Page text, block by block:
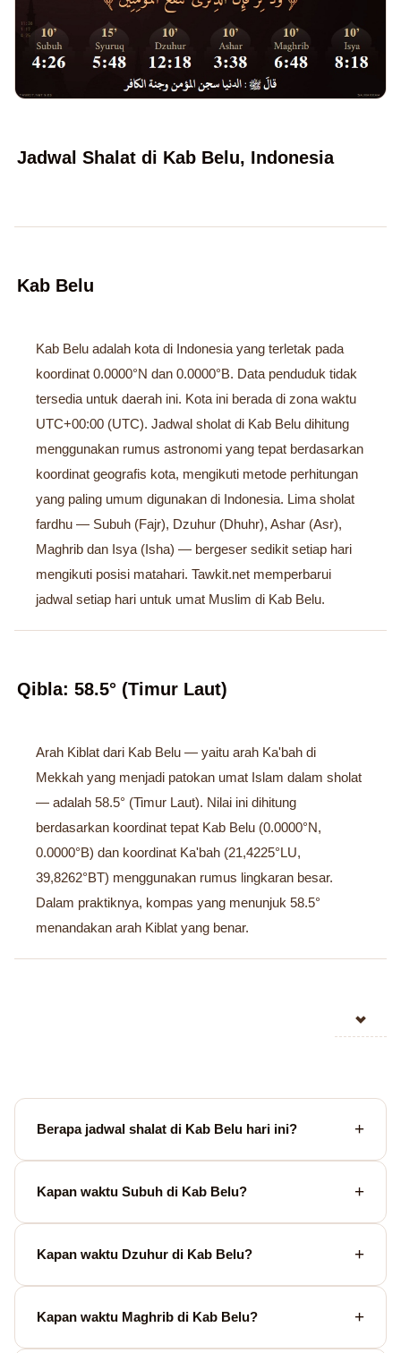
Jadwal Shalat di Kab Belu, Indonesia
Kab Belu
Kab Belu adalah kota di Indonesia yang terletak pada
koordinat 0.0000°N dan 0.0000°B. Data penduduk tidak
tersedia untuk daerah ini. Kota ini berada di zona waktu
UTC+00:00 (UTC). Jadwal sholat di Kab Belu dihitung
menggunakan rumus astronomi yang tepat berdasarkan
koordinat geografis kota, mengikuti metode perhitungan
yang paling umum digunakan di Indonesia. Lima sholat
fardhu — Subuh (Fajr), Dzuhur (Dhuhr), Ashar (Asr),
Maghrib dan Isya (Isha) — bergeser sedikit setiap hari
mengikuti posisi matahari. Tawkit.net memperbarui
jadwal setiap hari untuk umat Muslim di Kab Belu.
Qibla: 58.5° (Timur Laut)
Arah Kiblat dari Kab Belu — yaitu arah Ka'bah di
Mekkah yang menjadi patokan umat Islam dalam sholat
— adalah 58.5° (Timur Laut). Nilai ini dihitung
berdasarkan koordinat tepat Kab Belu (0.0000°N,
0.0000°B) dan koordinat Ka'bah (21,4225°LU,
39,8262°BT) menggunakan rumus lingkaran besar.
Dalam praktiknya, kompas yang menunjuk 58.5°
menandakan arah Kiblat yang benar.
Berapa jadwal shalat di Kab Belu hari ini?
Kapan waktu Subuh di Kab Belu?
Kapan waktu Dzuhur di Kab Belu?
Kapan waktu Maghrib di Kab Belu?